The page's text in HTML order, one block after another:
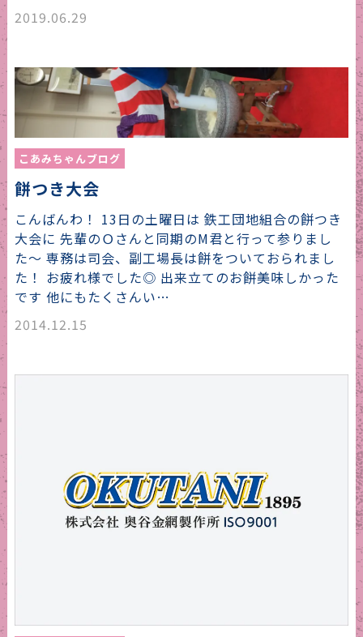
2019.06.29
こあみちゃんブログ
餅つき大会
こんばんわ！ 13日の土曜日は 鉄工団地組合の餅つき
大会に 先輩のＯさんと同期のM君と行って参りまし
た〜 専務は司会、副工場長は餅をついておられまし
た！ お疲れ様でした◎ 出来立てのお餅美味しかった
です 他にもたくさんい…
2014.12.15